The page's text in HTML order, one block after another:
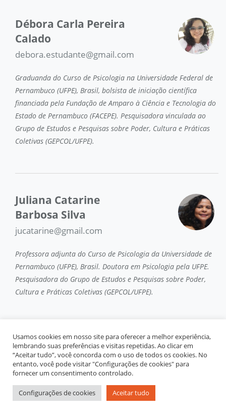
Débora Carla Pereira
Calado
debora.estudante@gmail.com
Graduanda do Curso de Psicologia na Universidade Federal de
Pernambuco (UFPE), Brasil, bolsista de iniciação científica
financiada pela Fundação de Amparo à Ciência e Tecnologia do
Estado de Pernambuco (FACEPE). Pesquisadora vinculada ao
Grupo de Estudos e Pesquisas sobre Poder, Cultura e Práticas
Coletivas (GEPCOL/UFPE).
Juliana Catarine
Barbosa Silva
jucatarine@gmail.com
Professora adjunta do Curso de Psicologia da Universidade de
Pernambuco (UFPE), Brasil. Doutora em Psicologia pela UFPE.
Pesquisadora do Grupo de Estudos e Pesquisas sobre Poder,
Cultura e Práticas Coletivas (GEPCOL/UFPE).
Realização
Usamos cookies em nosso site para oferecer a melhor experiência,
lembrando suas preferências e visitas repetidas. Ao clicar em
“Aceitar tudo”, você concorda com o uso de todos os cookies. No
entanto, você pode visitar "Configurações de cookies" para
fornecer um consentimento controlado.
Configurações de cookies Aceitar tudo